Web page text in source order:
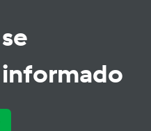
se
informado